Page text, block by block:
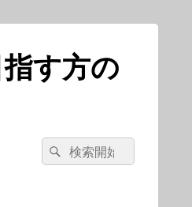
す方の
検
索
検
索